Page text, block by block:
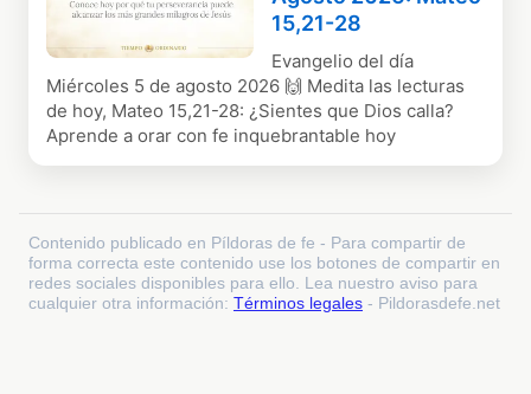
15,21-28
Evangelio del día
Miércoles 5 de agosto 2026 🙌 Medita las lecturas
de hoy, Mateo 15,21-28: ¿Sientes que Dios calla?
Aprende a orar con fe inquebrantable hoy
Contenido publicado en Píldoras de fe - Para compartir de
forma correcta este contenido use los botones de compartir en
redes sociales disponibles para ello. Lea nuestro aviso para
cualquier otra información: Términos legales - Pildorasdefe.net